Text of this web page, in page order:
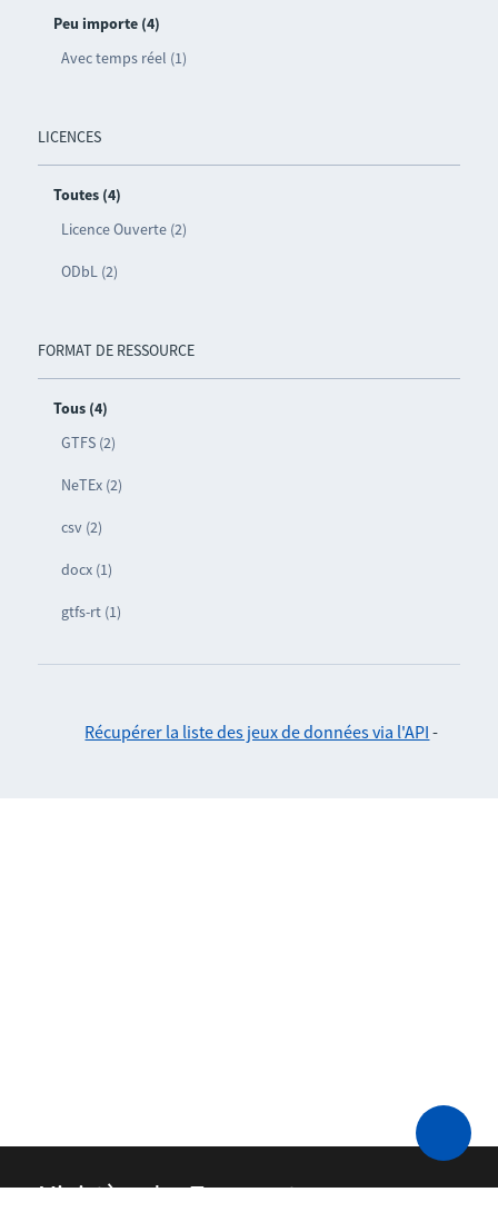
Peu importe (4)
Avec temps réel (1)
LICENCES
Toutes (4)
Licence Ouverte (2)
ODbL (2)
FORMAT DE RESSOURCE
Tous (4)
GTFS (2)
NeTEx (2)
csv (2)
docx (1)
gtfs-rt (1)
Récupérer la liste des jeux de données via l'API -
Ministère des Transports